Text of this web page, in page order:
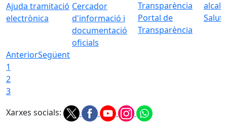
Ajuda tramitació
electrònica
Cercador
d'informació i
documentació
oficials
Portal de
Transparència
AnteriorSegüent
1
2
3
Xarxes socials: